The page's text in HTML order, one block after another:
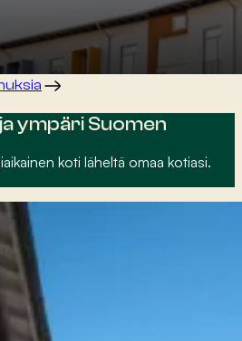
ympäri Suomen
koti läheltä omaa kotiasi.